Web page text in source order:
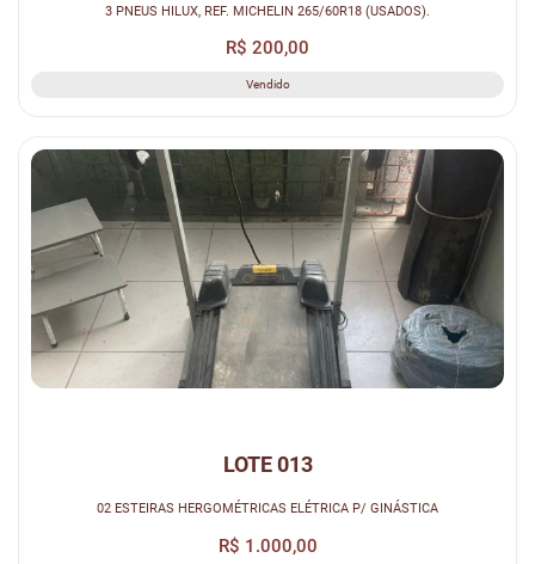
3 PNEUS HILUX, REF. MICHELIN 265/60R18 (USADOS).
R$ 200,00
Vendido
LOTE 013
02 ESTEIRAS HERGOMÉTRICAS ELÉTRICA P/ GINÁSTICA
R$ 1.000,00